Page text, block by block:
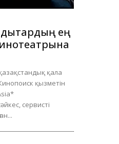
ең
қала
қызметін
сервисті